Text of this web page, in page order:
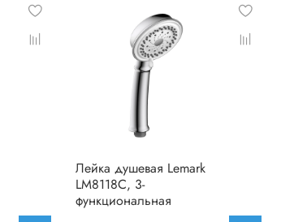
Лейка душевая Lemark
LM8118C, 3-
функциональная